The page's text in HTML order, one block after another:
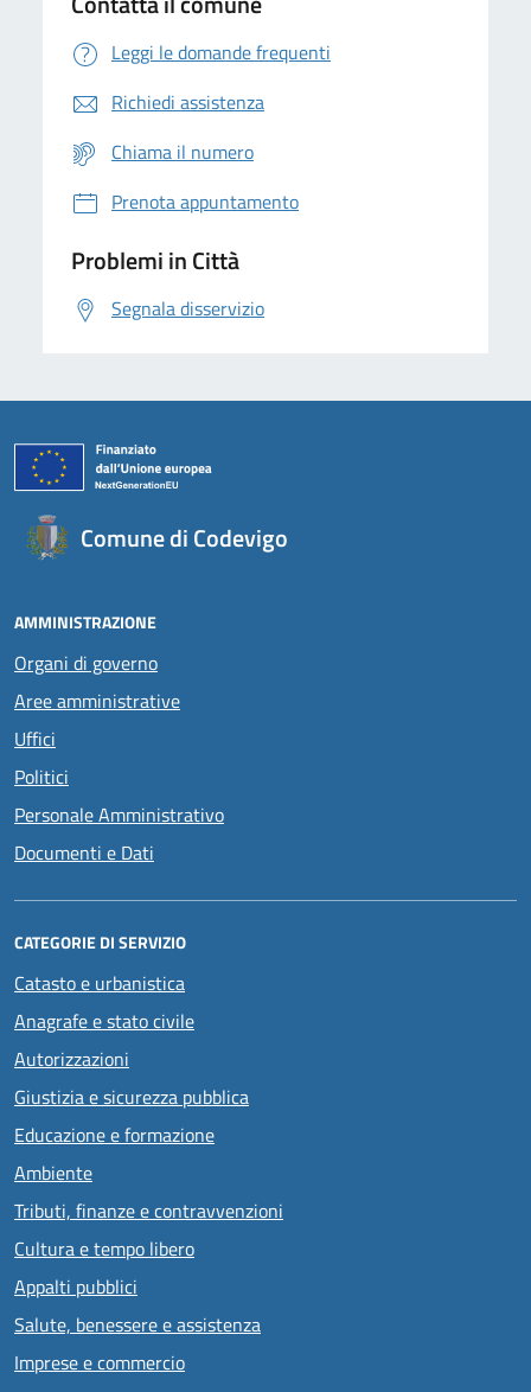
Leggi le domande frequenti
Richiedi assistenza
Chiama il numero
Prenota appuntamento
Problemi in Città
Segnala disservizio
Comune di Codevigo
AMMINISTRAZIONE
Organi di governo
Aree amministrative
Uffici
Politici
Personale Amministrativo
Documenti e Dati
CATEGORIE DI SERVIZIO
Catasto e urbanistica
Anagrafe e stato civile
Autorizzazioni
Giustizia e sicurezza pubblica
Educazione e formazione
Ambiente
Tributi, finanze e contravvenzioni
Cultura e tempo libero
Appalti pubblici
Salute, benessere e assistenza
Imprese e commercio